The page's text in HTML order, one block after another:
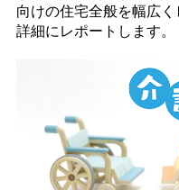
向けの住宅全般を幅広
詳細にレポートします。